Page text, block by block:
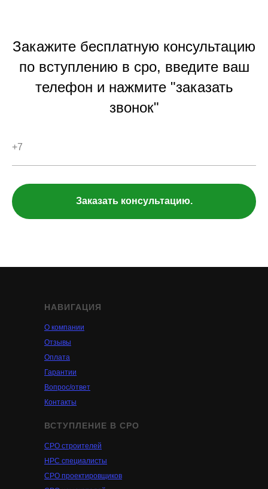
Закажите бесплатную консультацию
по вступлению в сро, введите ваш
телефон и нажмите "заказать
звонок"
Заказать консультацию.
ВСТУПЛЕНИЕ В СРО
СРО строителей
НРС специалисты
СРО проектировщиков
НАВИГАЦИЯ
О компании
Отзывы
Оплата
Гарантии
Вопрос/ответ
Контакты